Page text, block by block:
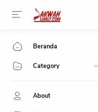
Beranda
Category
About